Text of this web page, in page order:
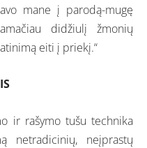
mane į parodą-mugę
didžiulį žmonių
eiti į priekį.“
ir rašymo tušu technika
netradicinių, neįprastų